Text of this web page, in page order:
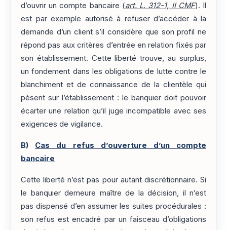
d’ouvrir un compte bancaire (art. L. 312-1, II CMF). Il
est par exemple autorisé à refuser d’accéder à la
demande d’un client s’il considère que son profil ne
répond pas aux critères d’entrée en relation fixés par
son établissement. Cette liberté trouve, au surplus,
un fondement dans les obligations de lutte contre le
blanchiment et de connaissance de la clientèle qui
pèsent sur l’établissement : le banquier doit pouvoir
écarter une relation qu’il juge incompatible avec ses
exigences de vigilance.
B) Cas du refus d’ouverture d’un compte
bancaire
Cette liberté n’est pas pour autant discrétionnaire. Si
le banquier demeure maître de la décision, il n’est
pas dispensé d’en assumer les suites procédurales :
son refus est encadré par un faisceau d’obligations